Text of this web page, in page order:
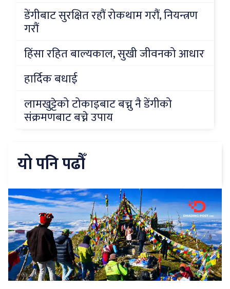
डेंगीबाट सुरक्षित रहौं रोकथाम गरौं, नियन्त्रण
गरौं
हिंसा रहित बाल्यकाल, सुखी जीवनको आधार
हार्दिक बधाई
लामखुट्टेको टोकाइबाट बच्नु नै डेंगीको
संक्रमणबाट बच्ने उपाय
यो पनि पढौँ